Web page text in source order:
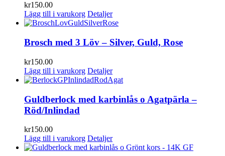
kr150.00
Lägg till i varukorg Detaljer
Brosch med 3 Löv – Silver, Guld, Rose
kr150.00
Lägg till i varukorg Detaljer
Guldberlock med karbinlås o Agatpärla –
Röd/Inlindad
kr150.00
Lägg till i varukorg Detaljer